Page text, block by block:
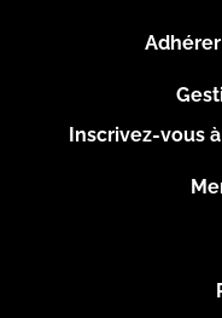
pageInscrivez-vous